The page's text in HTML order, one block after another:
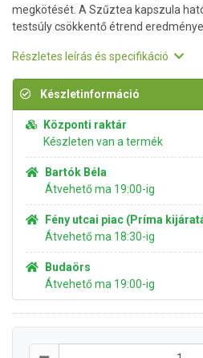
megkötését. A Szűztea kapszula
testsúly csökkentő étrend
Részletes leírás és specifikáció
Készletinformáció
Központi raktár
Készleten van a termék
Bartók Béla
Átvehető ma 19:00-ig
Fény utcai piac (Príma
Átvehető ma 18:30-ig
Budaörs
Átvehető ma 19:00-ig